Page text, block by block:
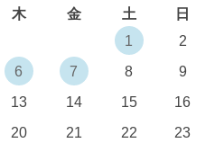
木 金 土
日
1
2
6 7 8
9
13 14 15
16
20 21 22
23